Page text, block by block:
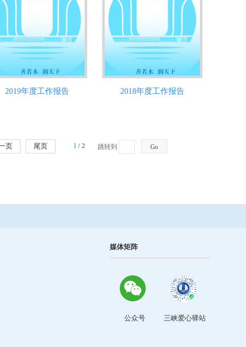
2019年度工作报告 2018年度工作报告
页 尾页 1 / 2 跳转到 Go
媒体矩阵
公众号 三峡爱心驿站